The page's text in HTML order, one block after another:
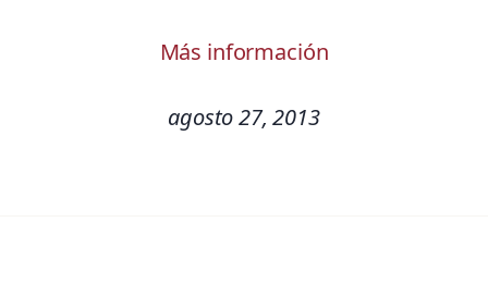
Más información
agosto 27, 2013